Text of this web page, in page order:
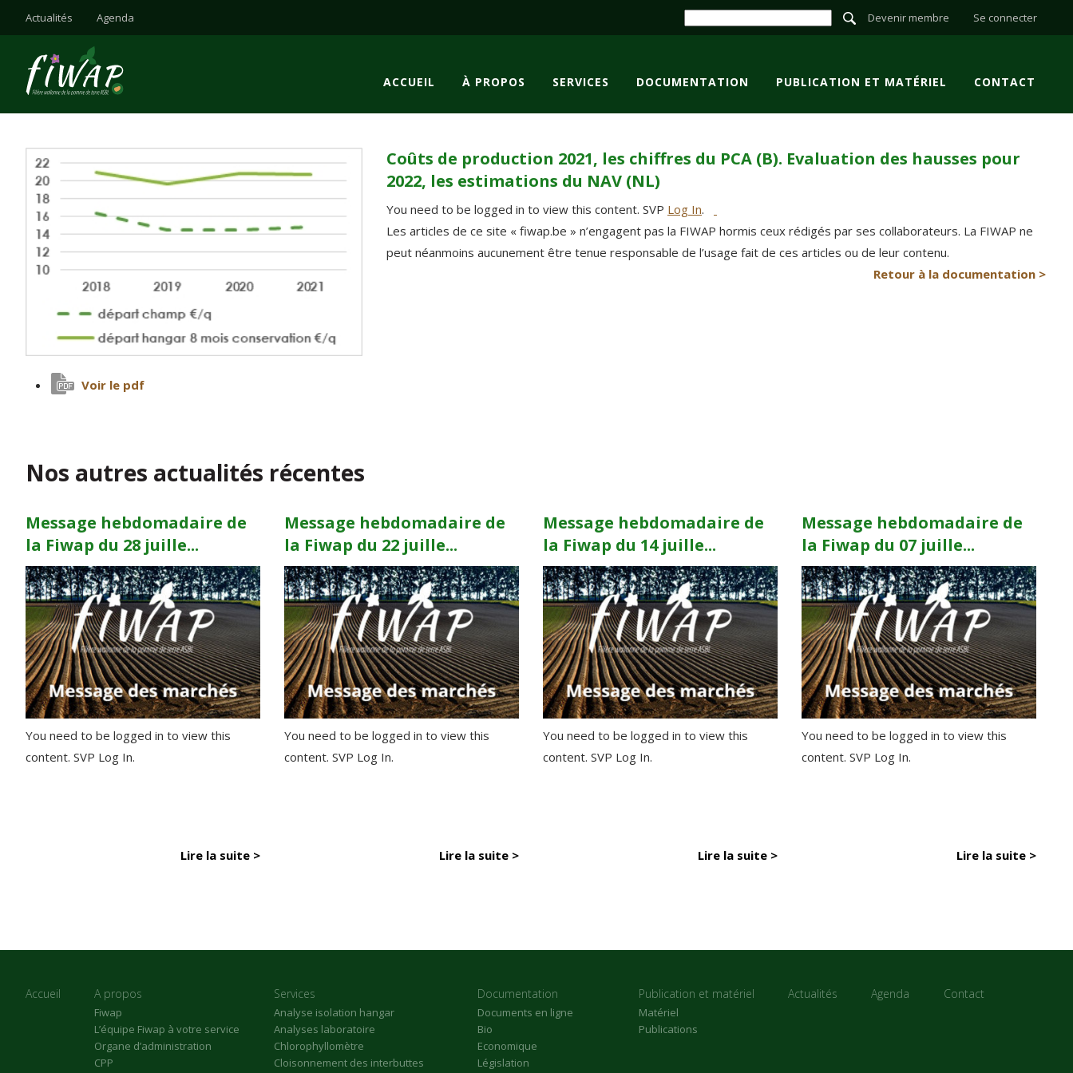
Actualités Agenda Devenir membre Se connecter
ACCUEIL À PROPOS SERVICES DOCUMENTATION PUBLICATION ET MATÉRIEL CONTACT
Voir le pdf
Coûts de production 2021, les chiffres du PCA (B). Evaluation des hausses pour
2022, les estimations du NAV (NL)
You need to be logged in to view this content. SVP Log In.
Les articles de ce site « fiwap.be » n’engagent pas la FIWAP hormis ceux rédigés par ses collaborateurs. La FIWAP ne
peut néanmoins aucunement être tenue responsable de l’usage fait de ces articles ou de leur contenu.
Retour à la documentation >
Nos autres actualités récentes
Message hebdomadaire de
la Fiwap du 28 juille...
You need to be logged in to view this
content. SVP Log In.
Lire la suite >
Message hebdomadaire de
la Fiwap du 22 juille...
You need to be logged in to view this
content. SVP Log In.
Lire la suite >
Message hebdomadaire de
la Fiwap du 14 juille...
You need to be logged in to view this
content. SVP Log In.
Lire la suite >
Message hebdomadaire de
la Fiwap du 07 juille...
You need to be logged in to view this
content. SVP Log In.
Lire la suite >
Accueil A propos
Fiwap
L’équipe Fiwap à votre service
Organe d’administration
CPP
Services
Analyse isolation hangar
Analyses laboratoire
Chlorophyllomètre
Cloisonnement des interbuttes
Documentation
Documents en ligne
Bio
Economique
Législation
Publication et matériel
Matériel
Publications
Actualités Agenda Contact